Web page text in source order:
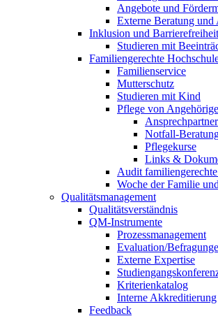
Angebote und
Externe Beratung und
Inklusion und Barrierefreiheit
Studieren mit
Familiengerechte
Familienservice
Mutterschutz
Studieren mit Kind
Pflege von
Ansprechpartner
Notfall-
Pflegekurse
Links &
Audit
Woche der Familie
Qualitätsmanagement
Qualitätsverständnis
QM-Instrumente
Prozessmanagement
Evaluation/
Externe Expertise
Kriterienkatalog
Interne Akkreditierung
Feedback